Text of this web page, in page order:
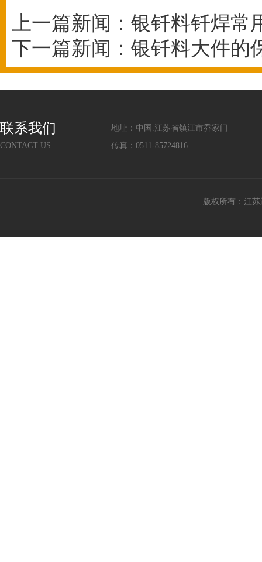
上一篇新闻： 银钎料钎焊常
下一篇新闻： 银钎料大件的
联系我们
CONTACT US
地址：中国.江苏省镇江市乔家门
传真：0511-85724816
版权所有：江